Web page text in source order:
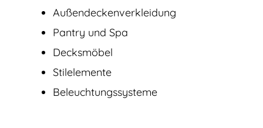
Außendecken­verkleidung
Pantry und Spa
Decksmöbel
Stilelemente
Beleuchtungssysteme